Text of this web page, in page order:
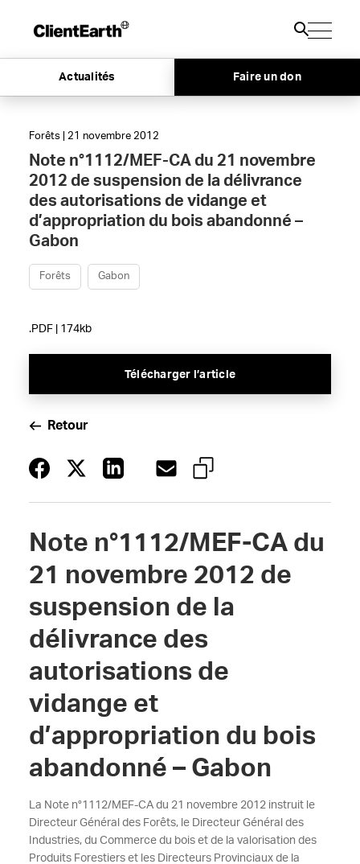
Actualités Faire un don
Forêts | 21 novembre 2012
Note n°1112/MEF-CA du 21 novembre
2012 de suspension de la délivrance
des autorisations de vidange et
d’appropriation du bois abandonné –
Gabon
Forêts Gabon
.PDF | 174kb
Télécharger l’article
Retour
Note n°1112/MEF-CA du
21 novembre 2012 de
suspension de la
délivrance des
autorisations de
vidange et
d’appropriation du bois
abandonné – Gabon
La Note n°1112/MEF-CA du 21 novembre 2012 instruit le
Directeur Général des Forêts, le Directeur Général des
Industries, du Commerce du bois et de la valorisation des
Produits Forestiers et les Directeurs Provinciaux de la